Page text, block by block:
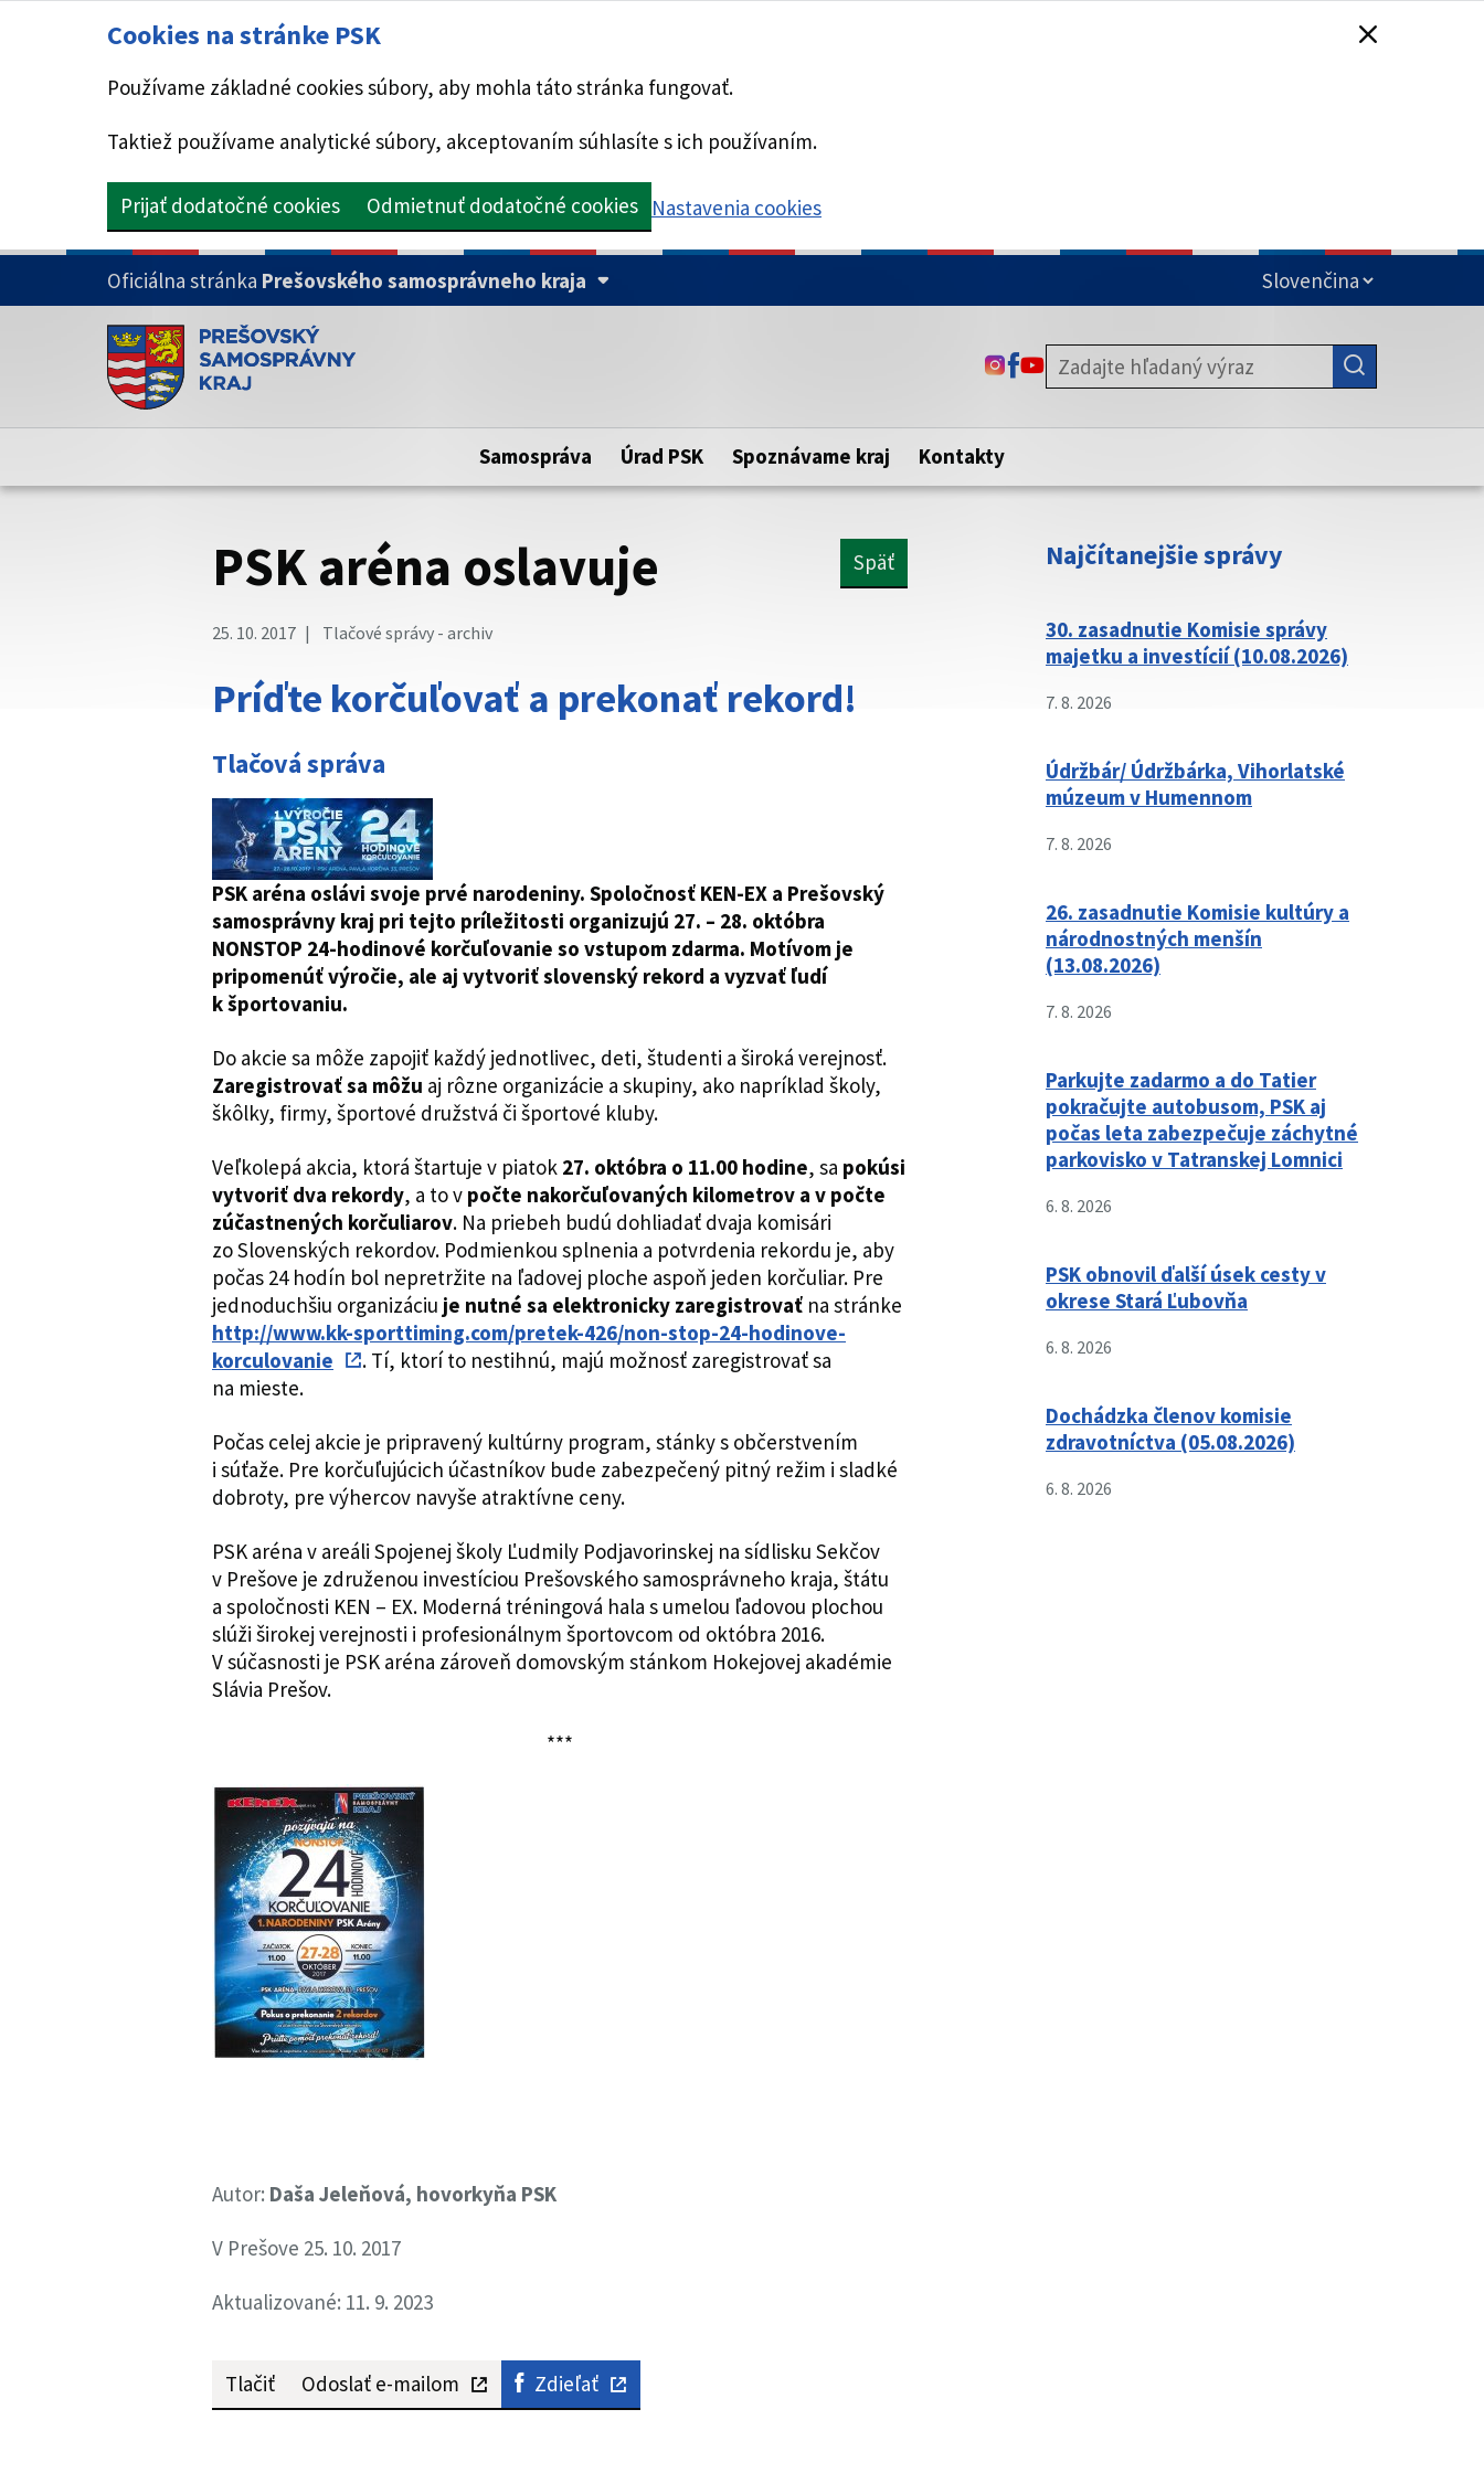
Cookies na stránke PSK
Používame základné cookies súbory, aby mohla táto stránka fungovať.
Taktiež používame analytické súbory, akceptovaním súhlasíte s ich používaním.
Prijať dodatočné cookies Odmietnuť dodatočné cookies Nastavenia cookies
PRESKOČIŤ NA HLAVNÝ OBSAH
Oficiálna stránka Prešovského samosprávneho kraja
Doména psk.sk je oficiálna
Toto je oficiálna webová stránka Prešovského samosprávneho kraja.
Táto stránka je zabezpečená
zabezpečenú webovú stránku. Zabezpečená stránka vždy začína
https:// pred názvom domény webového sídla.
ODKAZ SA OTVORÍ NA NOVEJ KARTE
ODKAZ SA OTVORÍ NA NOVEJ KARTE
ODKAZ SA OTVORÍ NA NOVEJ KARTE
Samospráva Úrad PSK Spoznávame kraj Kontakty
PSK aréna oslavuje Späť
25. 10. 2017 Tlačové správy - archiv
Príďte korčuľovať a prekonať rekord!
Tlačová správa
PSK aréna oslávi svoje prvé narodeniny. Spoločnosť KEN-EX a Prešovský
samosprávny kraj pri tejto príležitosti organizujú 27. – 28. októbra
NONSTOP 24-hodinové korčuľovanie so vstupom zdarma. Motívom je
pripomenúť výročie, ale aj vytvoriť slovenský rekord a vyzvať ľudí
k športovaniu.
Do akcie sa môže zapojiť každý jednotlivec, deti, študenti a široká verejnosť.
Zaregistrovať sa môžu aj rôzne organizácie a skupiny, ako napríklad školy,
škôlky, firmy, športové družstvá či športové kluby.
Veľkolepá akcia, ktorá štartuje v piatok 27. októbra o 11.00 hodine, sa pokúsi
vytvoriť dva rekordy, a to v počte nakorčuľovaných kilometrov a v počte
zúčastnených korčuliarov. Na priebeh budú dohliadať dvaja komisári
zo Slovenských rekordov. Podmienkou splnenia a potvrdenia rekordu je, aby
počas 24 hodín bol nepretržite na ľadovej ploche aspoň jeden korčuliar. Pre
jednoduchšiu organizáciu je nutné sa elektronicky zaregistrovať na stránke
http://www.kk-sporttiming.com/pretek-426/non-stop-24-hodinove-
korculovanie
. Tí, ktorí to nestihnú, majú možnosť zaregistrovať sa
na mieste.
Počas celej akcie je pripravený kultúrny program, stánky s občerstvením
i súťaže. Pre korčuľujúcich účastníkov bude zabezpečený pitný režim i sladké
dobroty, pre výhercov navyše atraktívne ceny.
PSK aréna v areáli Spojenej školy Ľudmily Podjavorinskej na sídlisku Sekčov
v Prešove je združenou investíciou Prešovského samosprávneho kraja, štátu
a spoločnosti KEN – EX. Moderná tréningová hala s umelou ľadovou plochou
slúži širokej verejnosti i profesionálnym športovcom od októbra 2016.
V súčasnosti je PSK aréna zároveň domovským stánkom Hokejovej akadémie
Slávia Prešov.
***
Autor: Daša Jeleňová, hovorkyňa PSK
V Prešove 25. 10. 2017
Aktualizované: 11. 9. 2023
Tlačiť Odoslať e-mailom Zdieľať
Najčítanejšie správy
30. zasadnutie Komisie správy
majetku a investícií (10.08.2026)
7. 8. 2026
Údržbár/ Údržbárka, Vihorlatské
múzeum v Humennom
7. 8. 2026
26. zasadnutie Komisie kultúry a
národnostných menšín
(13.08.2026)
7. 8. 2026
Parkujte zadarmo a do Tatier
pokračujte autobusom, PSK aj
počas leta zabezpečuje záchytné
parkovisko v Tatranskej Lomnici
6. 8. 2026
PSK obnovil ďalší úsek cesty v
okrese Stará Ľubovňa
6. 8. 2026
Dochádzka členov komisie
zdravotníctva (05.08.2026)
6. 8. 2026